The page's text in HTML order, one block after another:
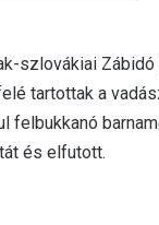
szlovákiai
tartottak a
felbukkanó
és elfutott.